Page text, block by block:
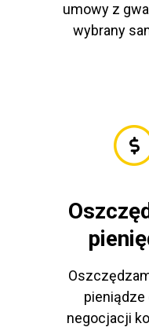
umowy z
wybrany
pieniądze
negocjacji